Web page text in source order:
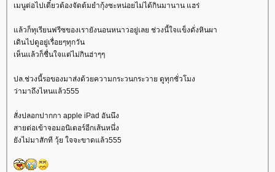
เมนูต่อไปเดี๋ยวต้องจัดต้มยำกุ้งซะหน่อยไม่ได้กินมานาน แฮร่
ล้วก็ทุเรียนฟรีซของเรายังนอนหนาวอยู่เลย ช่วงนี้ใจแข็งดั่งหินผา
เดินไปดูอยู่เรื่อยๆทุกวัน
เห็นแล้วก็ชื่นใจแต่ไม่กินฮ่าๆๆ
ปล.ช่วงนี้รอของมาส่งด้วยความกระวนกระวาย ดูทุกชั่วโมง
ว่ามาถึงไหนแล้ว555
สั่งปลอกปากกา apple iPad อันนึง
สายต่อเข้าจอมอนิเตอร์อีกเส้นหนึ่ง
ังไม่มาสักที วุ้ย ใจจะขาดแล้ว555